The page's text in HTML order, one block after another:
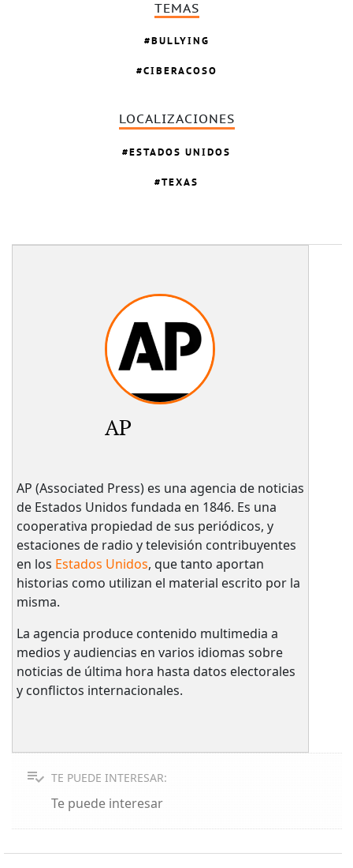
TEMAS
BULLYING
CIBERACOSO
LOCALIZACIONES
ESTADOS UNIDOS
TEXAS
AP
AP (Associated Press) es una agencia de noticias
de Estados Unidos fundada en 1846. Es una
cooperativa propiedad de sus periódicos, y
estaciones de radio y televisión contribuyentes
en los Estados Unidos, que tanto aportan
historias como utilizan el material escrito por la
misma.
La agencia produce contenido multimedia a
medios y audiencias en varios idiomas sobre
noticias de última hora hasta datos electorales
y conflictos internacionales.
TE PUEDE INTERESAR:
Te puede interesar